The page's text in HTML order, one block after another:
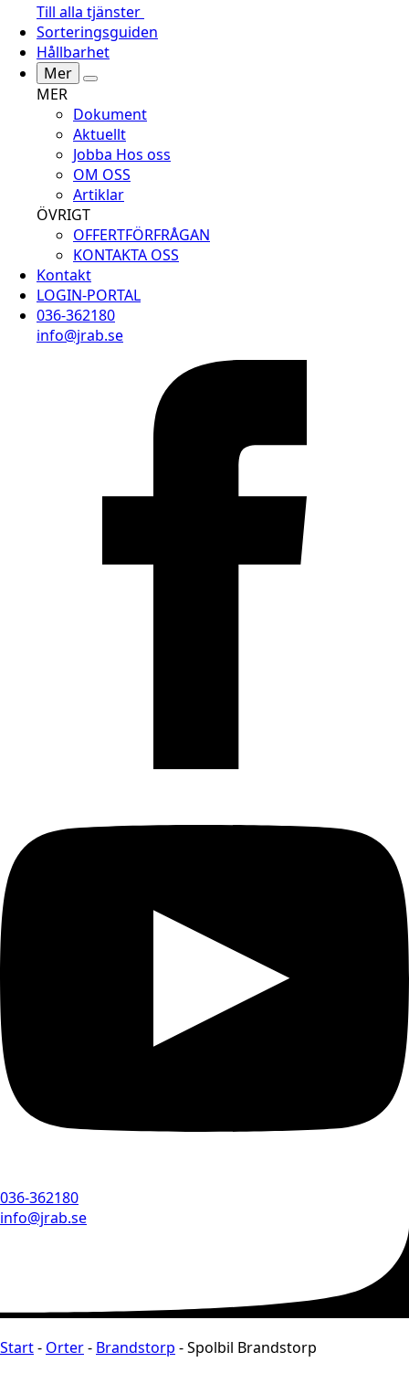
Till alla tjänster
Sorteringsguiden
Hållbarhet
Mer
MER
Dokument
Aktuellt
Jobba Hos oss
OM OSS
Artiklar
ÖVRIGT
OFFERTFÖRFRÅGAN
KONTAKTA OSS
Kontakt
LOGIN-PORTAL
036-362180
info@jrab.se
036-362180
info@jrab.se
Start- Orter- Brandstorp -Spolbil Brandstorp